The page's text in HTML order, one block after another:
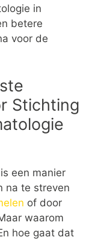
in
betere
voor de
Stichting
een manier
na te streven
of door
waarom
hoe gaat dat